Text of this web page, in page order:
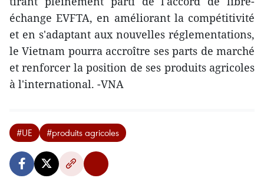
échange EVFTA, en améliorant la compétitivité
et en s'adaptant aux nouvelles réglementations,
le Vietnam pourra accroître ses parts de marché
et renforcer la position de ses produits agricoles
à l'international. -VNA
#UE #produits agricoles